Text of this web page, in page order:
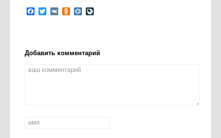
Facebook
Twitter
VK Odnoklassniki
Mail.Ru
Добавить комментарий